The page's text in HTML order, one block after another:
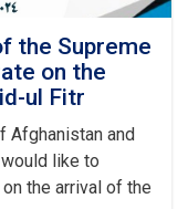
the Supreme
on the
ul Fitr
Afghanistan and
like to
the arrival of the